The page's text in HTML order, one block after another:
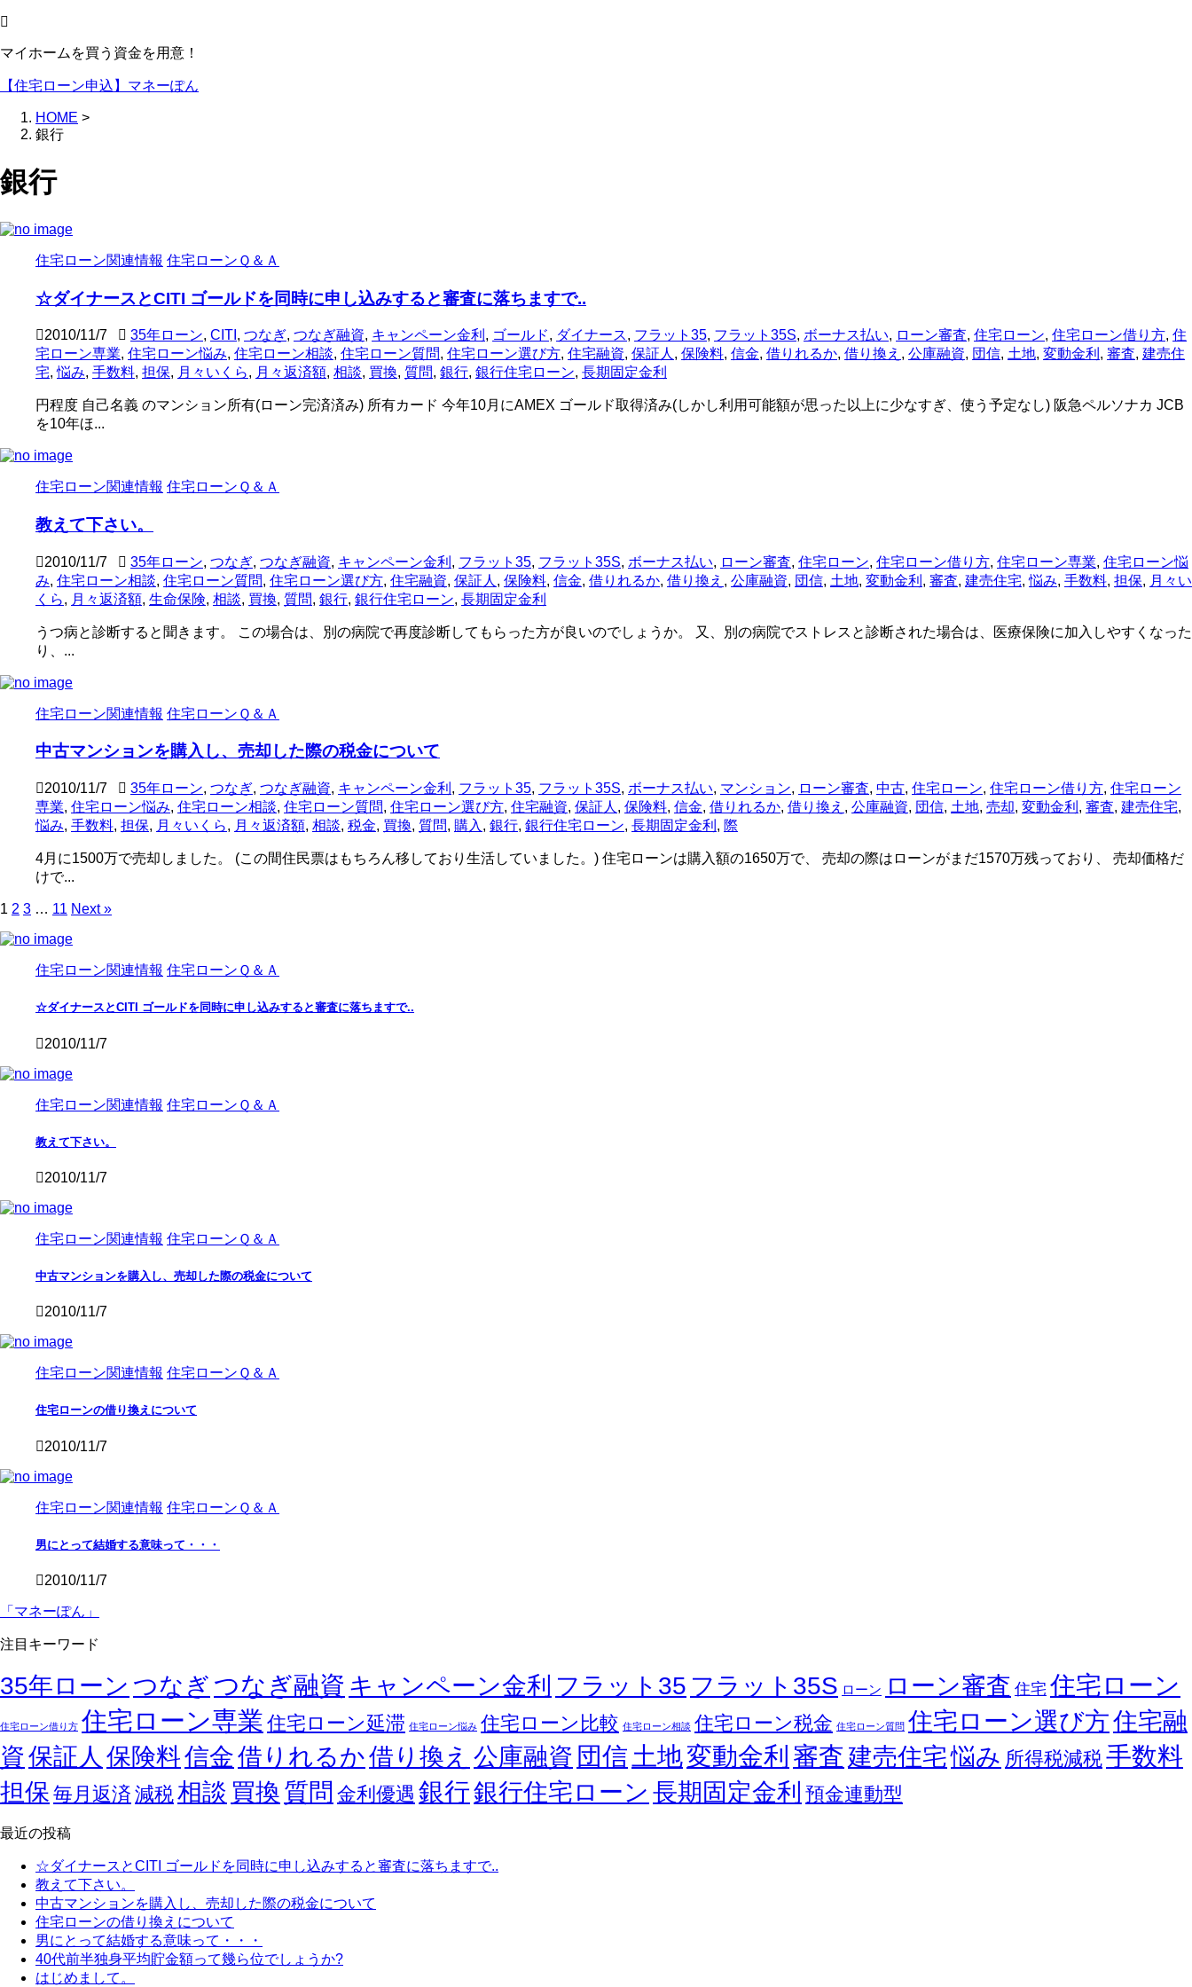
マイホームを買う資金を用意！
【住宅ローン申込】マネーぽん
HOME >
銀行
銀行
住宅ローン関連情報 住宅ローンＱ＆Ａ
☆ダイナースとCITI ゴールドを同時に申し込みすると審査に落ちますで..
2010/11/7 35年ローン, CITI , つなぎ, つなぎ融資, キャンペーン金利 , ゴールド, ダイナース, フラット35, フラット35S, ボーナス払い, ローン審査, 住宅ローン, 住宅ローン借り方, 住
宅ローン専業, 住宅ローン悩み, 住宅ローン相談, 住宅ローン質問, 住宅ローン選び方, 住宅融資, 保証人 , 保険料, 信金, 借りれるか, 借り換え , 公庫融資, 団信, 土地, 変動金利 , 審査, 建売住
宅,悩み, 手数料, 担保, 月々いくら, 月々返済額, 相談, 買換, 質問, 銀行, 銀行住宅ローン, 長期固定金利
円程度 自己名義 のマンション所有(ローン完済済み) 所有カード 今年10月にAMEX ゴールド取得済み(しかし利用可能額が思った以上に少なすぎ、使う予定なし) 阪急ペルソナカ JCB
を10年ほ...
住宅ローン関連情報 住宅ローンＱ＆Ａ
教えて下さい。
2010/11/7 35年ローン, つなぎ, つなぎ融資, キャンペーン金利 , フラット35, フラット35S, ボーナス払い, ローン審査, 住宅ローン, 住宅ローン借り方, 住宅ローン専業, 住宅ローン悩
み, 住宅ローン相談, 住宅ローン質問, 住宅ローン選び方, 住宅融資, 保証人 , 保険料, 信金, 借りれるか, 借り換え , 公庫融資, 団信, 土地, 変動金利 , 審査, 建売住宅,悩み, 手数料, 担保, 月々い
くら, 月々返済額, 生命保険, 相談, 買換, 質問, 銀行, 銀行住宅ローン, 長期固定金利
うつ病と診断すると聞きます。 この場合は、別の病院で再度診断してもらった方が良いのでしょうか。 又、別の病院でストレスと診断された場合は、医療保険に加入しやすくなった
り、...
住宅ローン関連情報 住宅ローンＱ＆Ａ
中古マンションを購入し、売却した際の税金について
2010/11/7 35年ローン, つなぎ, つなぎ融資, キャンペーン金利 , フラット35, フラット35S, ボーナス払い, マンション, ローン審査, 中古, 住宅ローン, 住宅ローン借り方, 住宅ローン
専業, 住宅ローン悩み, 住宅ローン相談, 住宅ローン質問, 住宅ローン選び方, 住宅融資, 保証人 , 保険料, 信金, 借りれるか, 借り換え , 公庫融資, 団信, 土地, 売却, 変動金利 , 審査, 建売住宅,
悩み, 手数料, 担保, 月々いくら, 月々返済額, 相談, 税金, 買換, 質問, 購入 , 銀行, 銀行住宅ローン, 長期固定金利 , 際
4月に1500万で売却しました。 (この間住民票はもちろん移しており生活していました。) 住宅ローンは購入額の1650万で、 売却の際はローンがまだ1570万残っており、 売却価格だ
けで...
1 2 3 … 11 Next »
住宅ローン関連情報 住宅ローンＱ＆Ａ
☆ダイナースとCITI ゴールドを同時に申し込みすると審査に落ちますで..
2010/11/7
住宅ローン関連情報 住宅ローンＱ＆Ａ
教えて下さい。
2010/11/7
住宅ローン関連情報 住宅ローンＱ＆Ａ
中古マンションを購入し、売却した際の税金について
2010/11/7
住宅ローン関連情報 住宅ローンＱ＆Ａ
住宅ローンの借り換えについて
2010/11/7
住宅ローン関連情報 住宅ローンＱ＆Ａ
男にとって結婚する意味って・・・
2010/11/7
「マネーぽん」
注目キーワード
35年ローン つなぎ つなぎ融資 キャンペーン金利 フラット35 フラット35S ローン ローン審査 住宅 住宅ローン
住宅ローン借り方 住宅ローン専業 住宅ローン延滞 住宅ローン悩み 住宅ローン比較 住宅ローン相談 住宅ローン税金 住宅ローン質問 住宅ローン選び方住宅融
資保証人 保険料信金借りれるか借り換え 公庫融資 団信 土地変動金利 審査 建売住宅悩み 所得税減税手数料
担保 毎月返済 減税相談 買換質問 金利優遇 銀行銀行住宅ローン 長期固定金利 預金連動型
最近の投稿
☆ダイナースとCITI ゴールドを同時に申し込みすると審査に落ちますで..
教えて下さい。
中古マンションを購入し、売却した際の税金について
住宅ローンの借り換えについて
男にとって結婚する意味って・・・
40代前半独身平均貯金額って幾ら位でしょうか?
はじめまして。